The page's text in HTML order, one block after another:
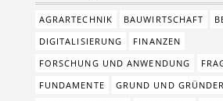
AGRARTECHNIK BAUWIRTSCHAFT
DIGITALISIERUNG
FINANZEN
FORSCHUNG UND ANWENDUNG
FUNDAMENTE
GRUND UND GRÜNDER